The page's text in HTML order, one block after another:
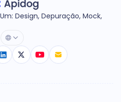
Design, Depuração, Mock,